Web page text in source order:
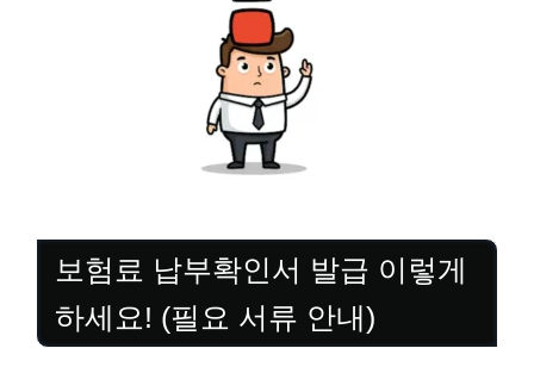
보험료 납부확인서 발급 이렇게
하세요! (필요 서류 안내)